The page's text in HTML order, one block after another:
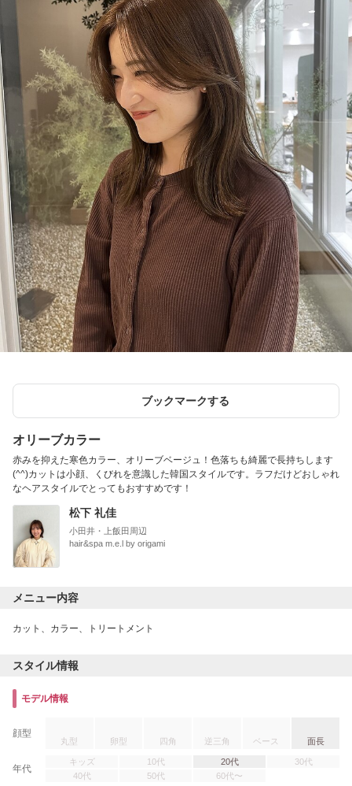
ブックマークする
オリーブカラー
赤みを抑えた寒色カラー、オリーブベージュ！色落ちも綺麗で長持ちします
(^^)カットは小顔、くびれを意識した韓国スタイルです。ラフだけどおしゃれ
なヘアスタイルでとってもおすすめです！
松下 礼佳
小田井・上飯田周辺
hair&spa m.e.l by origami
メニュー内容
カット、カラー、トリートメント
スタイル情報
モデル情報
顔型
丸型 卵型 四角 逆三角 ベース 面長
年代
キッズ 10代 20代
30代
40代
50代 60代〜